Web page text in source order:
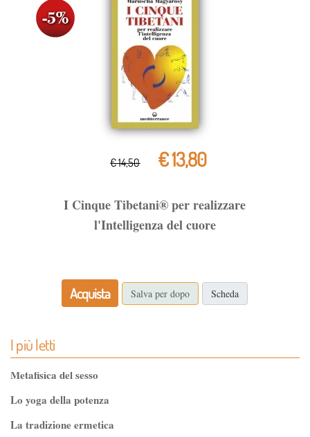
€ 14,50 € 13,80
I Cinque Tibetani® per realizzare
l'Intelligenza del cuore
Acquista Salva per dopo Scheda
I più letti
Metafisica del sesso
Lo yoga della potenza
La tradizione ermetica